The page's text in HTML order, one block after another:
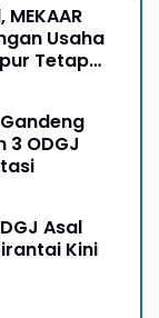
Usaha
Tetap
3 ODGJ
Asal
Kini